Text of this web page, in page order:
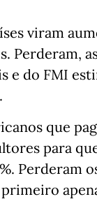
viram
e do FMI
que
para
Perderam